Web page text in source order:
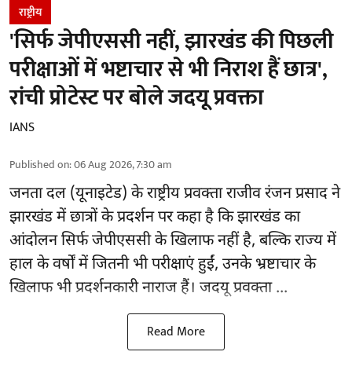
राष्ट्रीय
'सिर्फ जेपीएससी नहीं, झारखंड की पिछली
परीक्षाओं में भष्टाचार से भी निराश हैं छात्र',
रांची प्रोटेस्ट पर बोले जदयू प्रवक्ता
IANS
Published on:06 Aug 2026, 7:30 am
जनता दल (यूनाइटेड) के राष्ट्रीय प्रवक्ता राजीव रंजन प्रसाद ने
झारखंड में छात्रों के प्रदर्शन पर कहा है कि झारखंड का
आंदोलन सिर्फजेपीएससीके खिलाफ नहीं है, बल्कि राज्य में
हाल के वर्षों में जितनी भी परीक्षाएं हुईं, उनके भ्रष्टाचार के
खिलाफ भी प्रदर्शनकारी नाराज हैं। जदयू प्रवक्ता ...
Read More